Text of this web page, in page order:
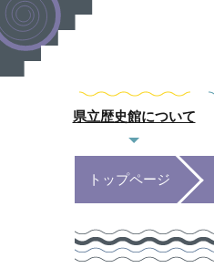
県立歴史館について
トップページ